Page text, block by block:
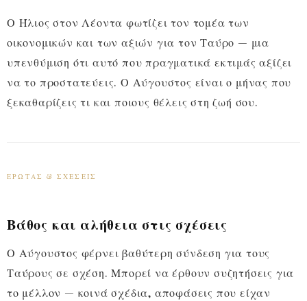
Ο Ήλιος στον Λέοντα φωτίζει τον τομέα των
οικονομικών και των αξιών για τον Ταύρο — μια
υπενθύμιση ότι αυτό που πραγματικά εκτιμάς αξίζει
να το προστατεύεις. Ο Αύγουστος είναι ο μήνας που
ξεκαθαρίζεις τι και ποιους θέλεις στη ζωή σου.
ΈΡΩΤΑΣ & ΣΧΈΣΕΙΣ
Βάθος και αλήθεια στις σχέσεις
Ο Αύγουστος φέρνει βαθύτερη σύνδεση για τους
Ταύρους σε σχέση. Μπορεί να έρθουν συζητήσεις για
το μέλλον — κοινά σχέδια, αποφάσεις που είχαν